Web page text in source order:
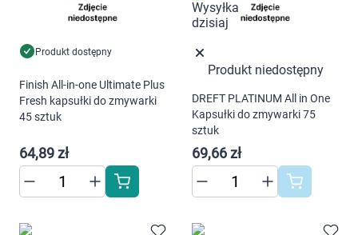
Produkt dostępny
Finish All-in-one Ultimate Plus
Fresh kapsułki do zmywarki
45 sztuk
64,89 zł
Produkt niedostępny
DREFT PLATINUM All in One
Kapsułki do zmywarki 75
sztuk
69,66 zł